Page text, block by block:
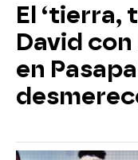
El ‘tierra,
David
en